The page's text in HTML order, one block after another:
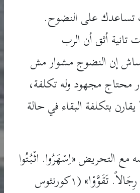
على النضوح.
تانية أثق أن الرب
إن النضوج مشوار مش
محتاج مجهود وله تكلفة،
بتكلفة البقاء في حالة
مع التحريض «اِسْهَرُوا. اثْبُتُوا
فِي الإِيمَانِ. كُونُوا رِجَالاً. تَقَوَّوْا» (١كورنثوس